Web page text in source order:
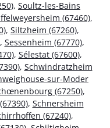
, Soultz-les-Bains
(67460),
, Siltzheim (67260),
, Sessenheim (67770),
, Sélestat (67600),
, Schwindratzheim
sur-Moder
(67250),
, Schnersheim
(67240),